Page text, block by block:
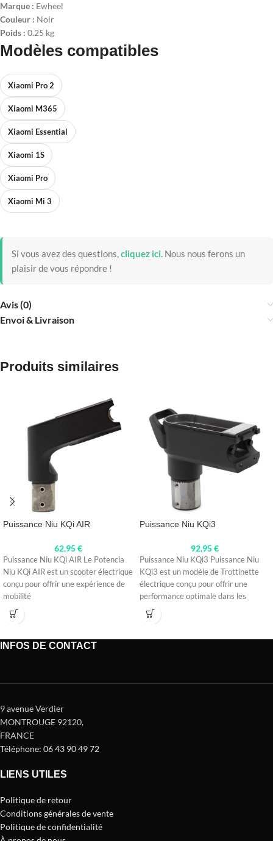
Marque : Ewheel
Couleur : Noir
Poids : 0.25 kg
Modèles compatibles
Xiaomi Pro 2
Xiaomi M365
Xiaomi Essential
Xiaomi 1S
Xiaomi Pro
Xiaomi Mi 3
Si vous avez des questions,cliquez ici. Nous nous ferons un
plaisir de vous répondre !
Avis (0)
Envoi & Livraison
Produits similaires
Puissance Niu KQi AIR
62,95€
Puissance Niu KQi AIR Le Potencia
Niu KQi AIR est un scooter électrique
conçu pour offrir une expérience de
mobilité
Puissance Niu KQi3
92,95€
Puissance Niu KQi3 Puissance Niu
KQi3 est un modèle de Trottinette
électrique conçu pour offrir une
performance optimale dans les
INFOS DE CONTACT
9 avenue Verdier
MONTROUGE 92120,
FRANCE
Téléphone: 06 43 90 49 72
LIENS UTILES
Politique de retour
Conditions générales de vente
Politique de confidentialité